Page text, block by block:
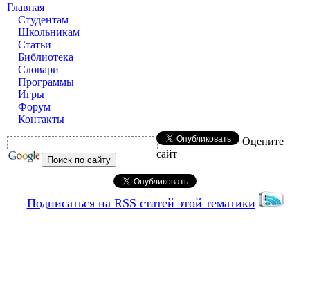
Главная
Студентам
Школьникам
Статьи
Библиотека
Словари
Программы
Игры
Форум
Контакты
Оцените
сайт
Подписаться на RSS статей этой тематики